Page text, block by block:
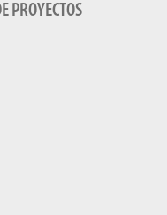
PROYECTOS